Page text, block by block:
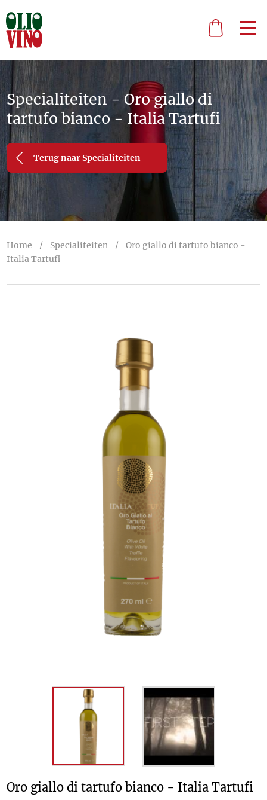
Specialiteiten - Oro giallo di
tartufo bianco - Italia Tartufi
Terug naar Specialiteiten
Home / Specialiteiten /Oro giallo di tartufo bianco -
Italia Tartufi
Oro giallo di tartufo bianco - Italia Tartufi